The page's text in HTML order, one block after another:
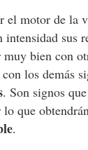
el motor de la
sus
bien con
los demás
. Son signos
que
.